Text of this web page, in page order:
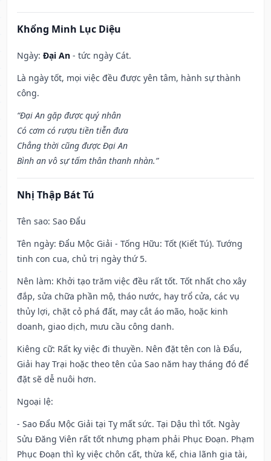
Khổng Minh Lục Diệu
Ngày: Đại An - tức ngày Cát.
Là ngày tốt, mọi việc đều được yên tâm, hành sự thành
công.
“Đại An gặp được quý nhân
Có cơm có rượu tiền tiễn đưa
Chẳng thời cũng được Đại An
Bình an vô sự tấm thân thanh nhàn.”
Nhị Thập Bát Tú
Tên sao: Sao Đẩu
Tên ngày: Đẩu Mộc Giải - Tống Hữu: Tốt (Kiết Tú). Tướng
tinh con cua, chủ trị ngày thứ 5.
Nên làm: Khởi tạo trăm việc đều rất tốt. Tốt nhất cho xây
đắp, sửa chữa phần mộ, tháo nước, hay trổ cửa, các vụ
thủy lợi, chặt cỏ phá đất, may cắt áo mão, hoặc kinh
doanh, giao dịch, mưu cầu công danh.
Kiêng cữ: Rất kỵ việc đi thuyền. Nên đặt tên con là Đẩu,
Giải hay Trại hoặc theo tên của Sao năm hay tháng đó để
đặt sẽ dễ nuôi hơn.
Ngoại lệ:
- Sao Đẩu Mộc Giải tại Tỵ mất sức. Tại Dậu thì tốt. Ngày
Sửu Đăng Viên rất tốt nhưng phạm phải Phục Đoạn. Phạm
Phục Đoạn thì kỵ việc chôn cất, thừa kế, chia lãnh gia tài,